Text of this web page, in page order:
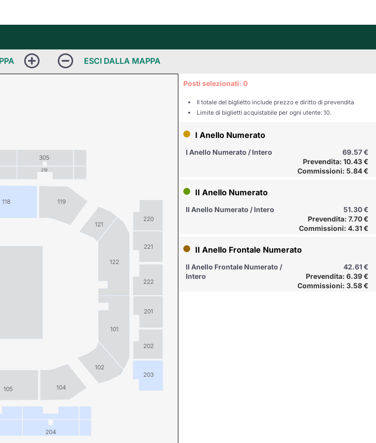
221
202
105
118 119
104
204
203
201
222
220
305
219
101
102
122
121
Posti selezionati: 0
Il totale del biglietto include prezzo e diritto di prevendita
Limite di biglietti acquistabile per ogni utente: 10.
I Anello Numerato
I Anello Numerato / Intero
69.57 €
Prevendita: 10.43 €
Commissioni: 5.84 €
II Anello Numerato
II Anello Numerato / Intero
51.30 €
Prevendita: 7.70 €
Commissioni: 4.31 €
II Anello Frontale Numerato
II Anello Frontale Numerato /
Intero
42.61 €
Prevendita: 6.39 €
Commissioni: 3.58 €